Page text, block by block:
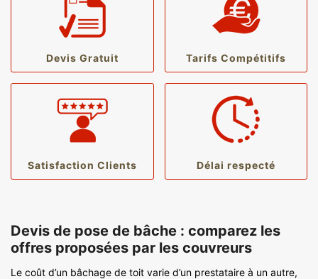
Devis Gratuit Tarifs Compétitifs
Satisfaction Clients Délai respecté
Devis de pose de bâche : comparez les
offres proposées par les couvreurs
Le coût d’un bâchage de toit varie d’un prestataire à un autre,